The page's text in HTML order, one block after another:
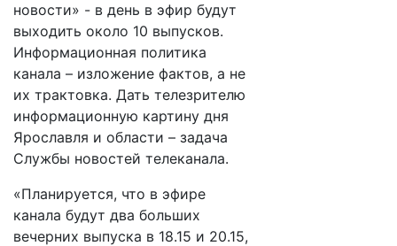
новости» - в день в эфир будут
выходить около 10 выпусков.
Информационная политика
канала – изложение фактов, а не
их трактовка. Дать телезрителю
информационную картину дня
Ярославля и области – задача
Службы новостей телеканала.
«Планируется, что в эфире
канала будут два больших
вечерних выпуска в 18.15 и 20.15,